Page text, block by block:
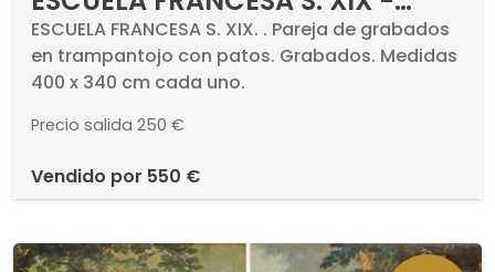
Pareja de grabados en
trampantojo con patos
ESCUELA FRANCESA S. XIX. . Pareja de grabados
en trampantojo con patos. Grabados. Medidas
400 x 340 cm cada uno.
Precio salida 250 €
vendido por 550 €